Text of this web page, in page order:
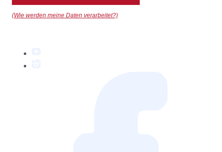
(Wie werden meine Daten verarbeitet?)